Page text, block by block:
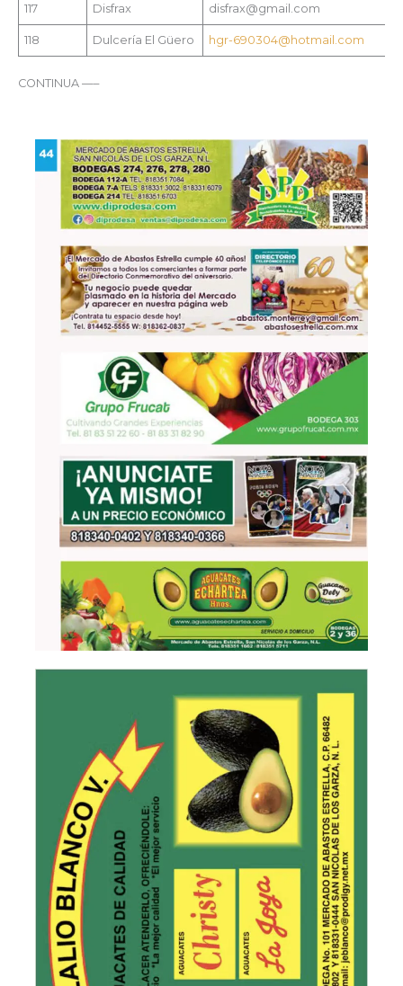
117 Disfrax disfrax@gmail.com
118 Dulcería El Güero hgr-690304@hotmail.com
CONTINUA —–